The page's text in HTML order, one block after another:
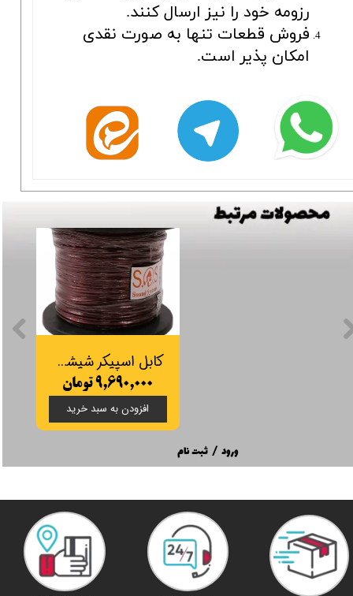
رزومه خود را نیز ارسال کنند.
فروش قطعات تنها به صورت نقدی
امکان پذیر است.
کابل اسپیکر شیشه‌ای 2 در 1 (CCA)
۹,۶۹۰,۰۰۰ تومان
افزودن به سبد خرید
ورود / ثبت نام